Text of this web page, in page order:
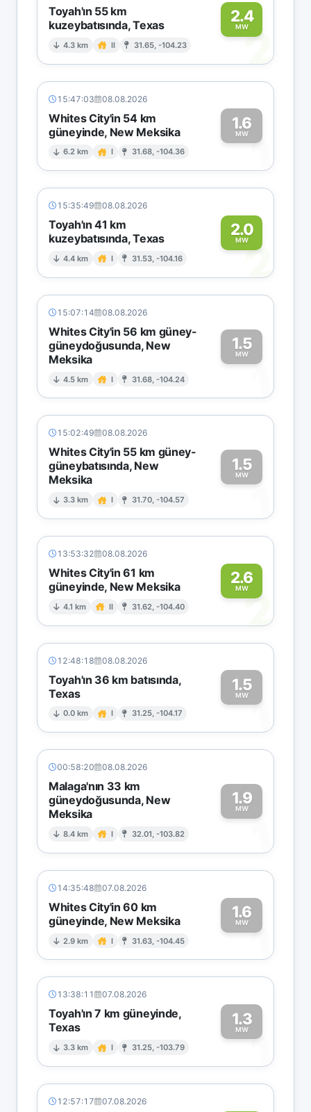
Toyah'ın 55 km
kuzeybatısında, Texas
4.3 km II 31.65, -104.23
2.4
MW2
15:47:03 08.08.2026
Whites City'in 54 km
güneyinde, New Meksika
6.2 km I 31.68, -104.36
1.6
MW1
15:35:49 08.08.2026
Toyah'ın 41 km
kuzeybatısında, Texas
4.4 km I 31.53, -104.16
2.0
MW
2
15:07:14 08.08.2026
Whites City'in 56 km güney-
güneydoğusunda, New
Meksika
4.5 km I 31.68, -104.24
1.5
MW
1
15:02:49 08.08.2026
Whites City'in 55 km güney-
güneybatısında, New
Meksika
3.3 km I 31.70, -104.57
1.5
MW
1
13:53:32 08.08.2026
Whites City'in 61 km
güneyinde, New Meksika
4.1 km II 31.62, -104.40
2.6
MW2
12:48:18 08.08.2026
Toyah'ın 36 km batısında,
Texas
0.0 km I 31.25, -104.17
1.5
MW1
00:58:20 08.08.2026
Malaga'nın 33 km
güneydoğusunda, New
Meksika
8.4 km I 32.01, -103.82
1.9
MW
1
14:35:48 07.08.2026
Whites City'in 60 km
güneyinde, New Meksika
2.9 km I 31.63, -104.45
1.6
MW1
13:38:11 07.08.2026
Toyah'ın 7 km güneyinde,
Texas
3.3 km I 31.25, -103.79
1.3
MW1
12:57:17 07.08.2026